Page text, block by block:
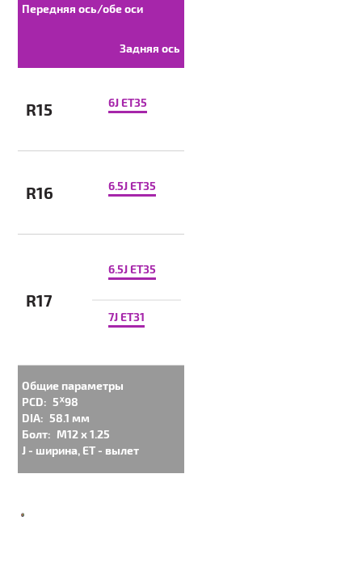
Передняя ось/обе оси
Задняя ось
R15 6J ET35
R16 6.5J ET35
R17
6.5J ET35
7J ET31
Общие параметры
PCD: 5ᕁ98
DIA: 58.1 мм
Болт: M12 x 1.25
J - ширина, ET - вылет